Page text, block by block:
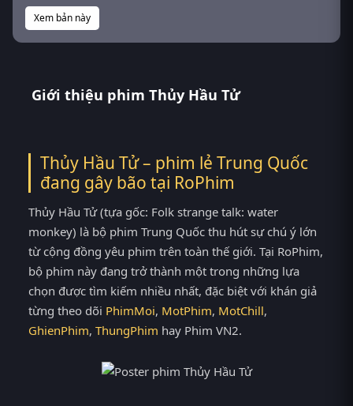
Xem bản này
Giới thiệu phim Thủy Hầu Tử
Thủy Hầu Tử – phim lẻ Trung Quốc
đang gây bão tại RoPhim
Thủy Hầu Tử (tựa gốc: Folk strange talk: water
monkey) là bộ phim Trung Quốc thu hút sự chú ý lớn
từ cộng đồng yêu phim trên toàn thế giới. Tại RoPhim,
bộ phim này đang trở thành một trong những lựa
chọn được tìm kiếm nhiều nhất, đặc biệt với khán giả
từng theo dõi PhimMoi, MotPhim, MotChill,
GhienPhim, ThungPhim hay Phim VN2.